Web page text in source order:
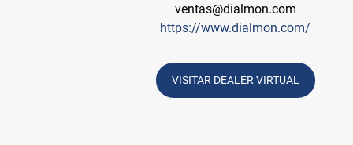
ventas@dialmon.com
https://www.dialmon.com/
VISITAR DEALER VIRTUAL